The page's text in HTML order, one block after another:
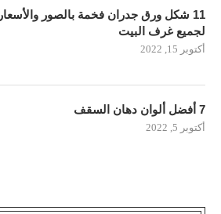
11 شكل ورق جدران فخمة بالصور والأسعار
لجميع غرف البيت
أكتوبر 15, 2022
7 أفضل ألوان دهان السقف
أكتوبر 5, 2022